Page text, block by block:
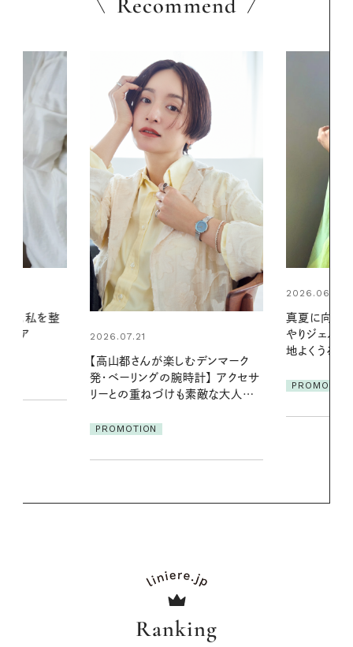
2026.06.01
やりジェルと出合う。暑い季節に心
ア
PROMOTION
2026.06.01
お出かけ前
の一日。汗ば
に過ごす私
PROMOTION
Ranking